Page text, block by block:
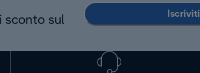
sconto sul
Iscriviti